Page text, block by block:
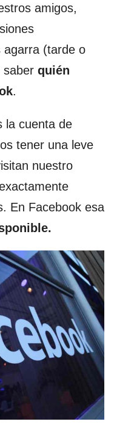
amigos,
agarra (tarde o
saber quién
.
la cuenta de
tener una leve
nuestro
En Facebook esa